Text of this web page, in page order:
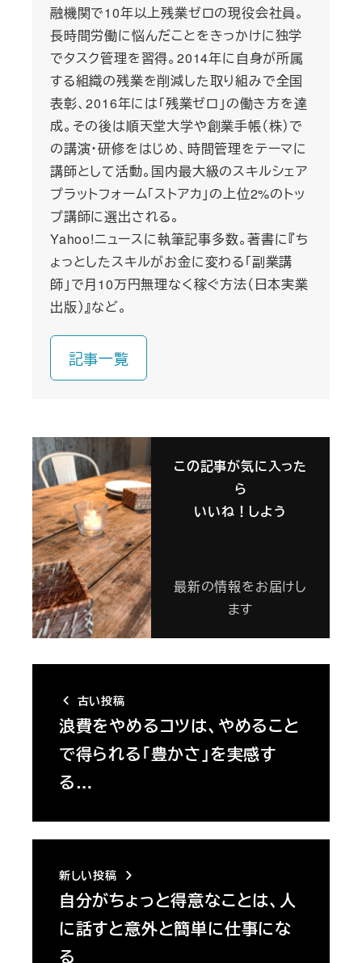
融機関で10年以上残業ゼロの現役会社員。
長時間労働に悩んだことをきっかけに独学
でタスク管理を習得。2014年に自身が所属
する組織の残業を削減した取り組みで全国
表彰、2016年には「残業ゼロ」の働き方を達
成。その後は順天堂大学や創業手帳（株）で
の講演・研修をはじめ、時間管理をテーマに
講師として活動。国内最大級のスキルシェア
プラットフォーム「ストアカ」の上位2%のトッ
プ講師に選出される。
Yahoo!ニュースに執筆記事多数。著書に『ち
ょっとしたスキルがお金に変わる「副業講
師」で月10万円無理なく稼ぐ方法（日本実業
出版）』など。
記事一覧
この記事が気に入った
ら
いいね！しよう
最新の情報をお届けし
ます
古い投稿
浪費をやめるコツは、やめること
で得られる「豊かさ」を実感す
る…
新しい投稿
自分がちょっと得意なことは、人
に話すと意外と簡単に仕事にな
る